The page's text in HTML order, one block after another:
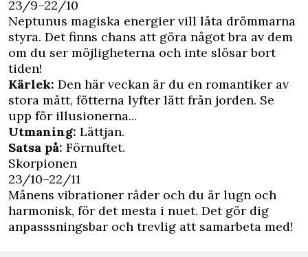
23/9–22/10
Neptunus magiska energier vill låta drömmarna
styra. Det finns chans att göra något bra av dem
om du ser möjligheterna och inte slösar bort
tiden!
Kärlek: Den här veckan är du en romantiker av
stora mått, fötterna lyfter lätt från jorden. Se
upp för illusionerna...
Utmaning: Lättjan.
Satsa på: Förnuftet.
Skorpionen
23/10–22/11
Månens vibrationer råder och du är lugn och
harmonisk, för det mesta i nuet. Det gör dig
anpasssningsbar och trevlig att samarbeta med!